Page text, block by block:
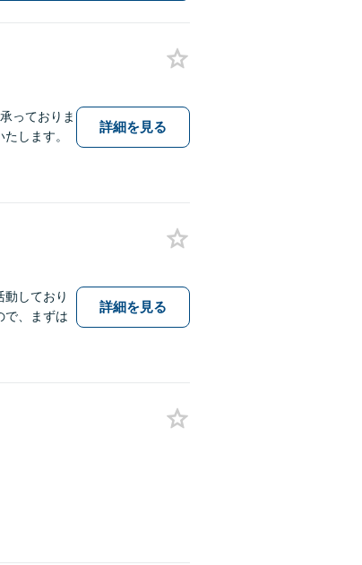
っておりま
します。
詳細を見る
動しており
で、まずは
詳細を見る